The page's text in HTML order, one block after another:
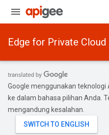
Edge for Private Cloud
Google menggunakan
ke dalam bahasa pilihan Anda.
mengandung kesalahan.